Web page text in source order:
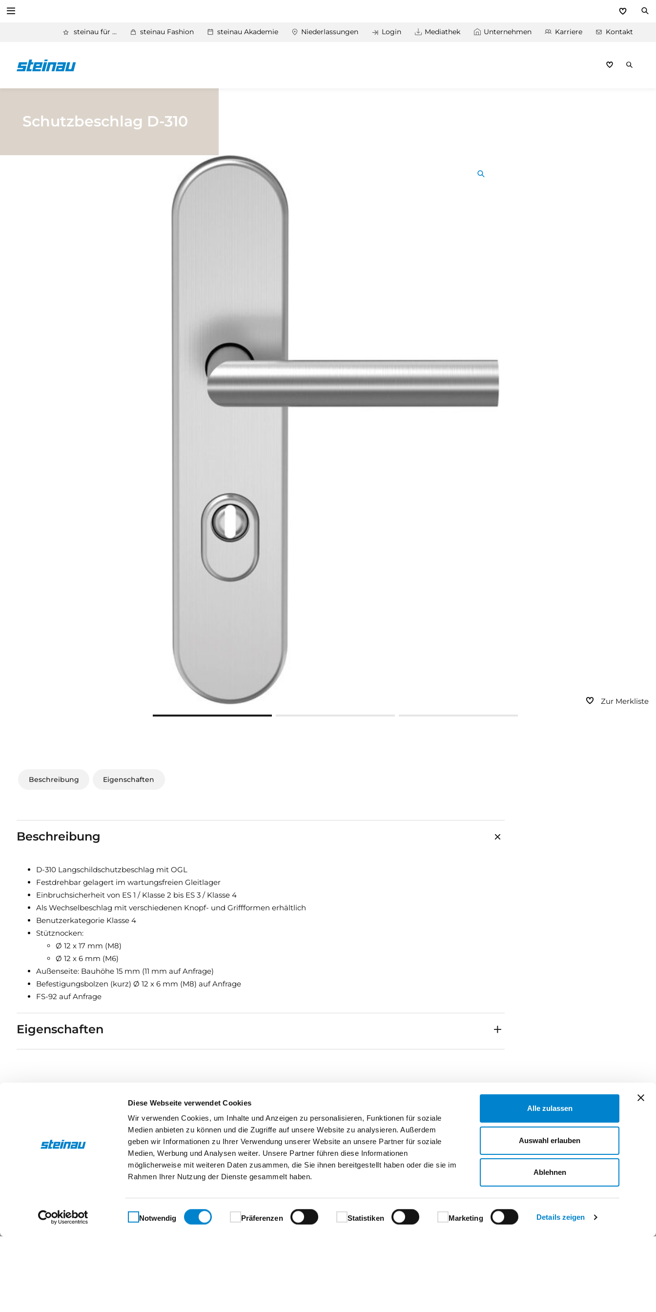
Diese Webseite verwendet Cookies
Wir verwenden Cookies, um Inhalte und Anzeigen zu personalisieren, Funktionen für soziale
Medien anbieten zu können und die Zugriffe auf unsere Website zu analysieren. Außerdem
geben wir Informationen zu Ihrer Verwendung unserer Website an unsere Partner für soziale
Medien, Werbung und Analysen weiter. Unsere Partner führen diese Informationen
möglicherweise mit weiteren Daten zusammen, die Sie ihnen bereitgestellt haben oder die sie im
Rahmen Ihrer Nutzung der Dienste gesammelt haben.
Einwilligungsauswahl
Notwendig
Präferenzen Statistiken Marketing Details zeigen
Alle zulassen
Auswahl erlauben
Ablehnen
Produkte
Basic Aktionen 2026
steinau für ... steinau Fashion steinau Akademie Niederlassungen Login Mediathek Unternehmen Karriere Kontakt
Schutzbeschlag D-310
Zur Merkliste
Beschreibung Eigenschaften
Beschreibung
D-310 Langschildschutzbeschlag mit OGL
Festdrehbar gelagert im wartungsfreien Gleitlager
Einbruchsicherheit von ES 1 / Klasse 2 bis ES 3 / Klasse 4
Als Wechselbeschlag mit verschiedenen Knopf- und Griffformen erhältlich
Benutzerkategorie Klasse 4
Stütznocken:
Ø 12 x 17 mm (M8)
Ø 12 x 6 mm (M6)
Außenseite: Bauhöhe 15 mm (11 mm auf Anfrage)
Befestigungsbolzen (kurz) Ø 12 x 6 mm (M8) auf Anfrage
FS-92 auf Anfrage
Eigenschaften
Maßgeschneidert für Ihren Erfolg.
Steinau KG
Im Ohl 14b